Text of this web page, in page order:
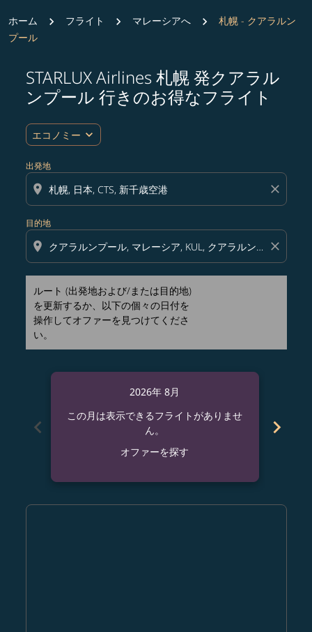
ホーム フライト マレーシアへ
札幌 - クアラルン
プール
STARLUX Airlines 札幌 発クアラル
ンプール 行きのお得なフライト
エコノミー expand_more
出発地
location_on close
目的地
location_on close
ルート (出発地および/または目的地)
を更新するか、以下の個々の日付を
操作してオファーを見つけてくださ
い。
ルート (出発地および/または目的地) を更新するか、以
chevron_left
2026年 8月
この月は表示できるフライトがありませ
ん。
オファーを探す
chevron_right